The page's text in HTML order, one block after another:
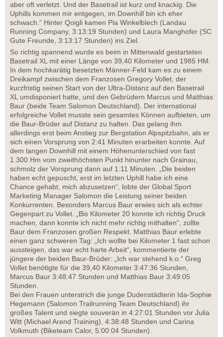
aber oft verletzt. Und der Basetrail ist kurz und knackig. Die
Uphills kommen mir entgegen, im Downhill bin ich eher
schwach.“ Hinter Qoigli kamen Pia Winkelblech (Landau
Running Company, 3:13:19 Stunden) und Laura Manghofer (SC
Gute Freunde, 3:13:17 Stunden) ins Ziel.
So richtig spannend wurde es beim in Mittenwald gestarteten
Basetrail XL mit einer Länge von 39,40 Kilometer und 1985 HM.
In dem hochkarätig besetzten Männer-Feld kam es zu einem
Dreikampf zwischen dem Franzosen Gregory Vollet, der
kurzfristig seinen Start von der Ultra-Distanz auf den Basetrail
XL umdisponiert hatte, und den Gebrüdern Marcus und Matthias
Baur (beide Team Salomon Deutschland). Der international
erfolgreiche Vollet musste sein gesamtes Können aufbieten, um
die Baur-Brüder auf Distanz zu halten. Das gelang ihm
allerdings erst beim Anstieg zur Bergstation Alpspitzbahn, als er
sich einen Vorsprung von 2:41 Minuten erarbeiten konnte. Auf
dem langen Downhill mit einem Höhenunterschied von fast
1.300 Hm vom zweithöchsten Punkt hinunter nach Grainau,
schmolz der Vorsprung dann auf 1:11 Minuten. „Die beiden
haben echt gepuscht, erst im letzten Uphill habe ich eine
Chance gehabt, mich abzusetzen“, lobte der Global Sport
Marketing Manager Salomon die Leistung seiner beiden
Konkurrenten. Besonders Marcus Baur erwies sich als echter
Gegenpart zu Vollet. „Bis Kilometer 20 konnte ich richtig Druck
machen, dann konnte ich nicht mehr richtig mithalten“, zollte
Baur dem Franzosen großen Respekt. Matthias Baur erlebte
einen ganz schweren Tag: „Ich wollte bei Kilometer 1 fast schon
aussteigen, das war echt harte Arbeit“, kommentierte der
jüngere der beiden Baur-Brüder: „Ich war stehend k.o.“ Greg
Vollet benötigte für die 39,40 Kilometer 3:47:36 Stunden,
Marcus Baur 3:48:47 Stunden und Matthias Baur 3:49:05
Stunden.
Bei den Frauen unterstrich die junge Dudenstädterin Ida-Sophie
Hegemann (Salomon Trailrunning Team Deutschland) ihr
großes Talent und siegte souverän in 4:27:01 Stunden vor Julia
Witt (Michael Arend Training), 4:38:48 Stunden und Carina
Volkmuth (Biketeam Calor, 5:00:04 Stunden).